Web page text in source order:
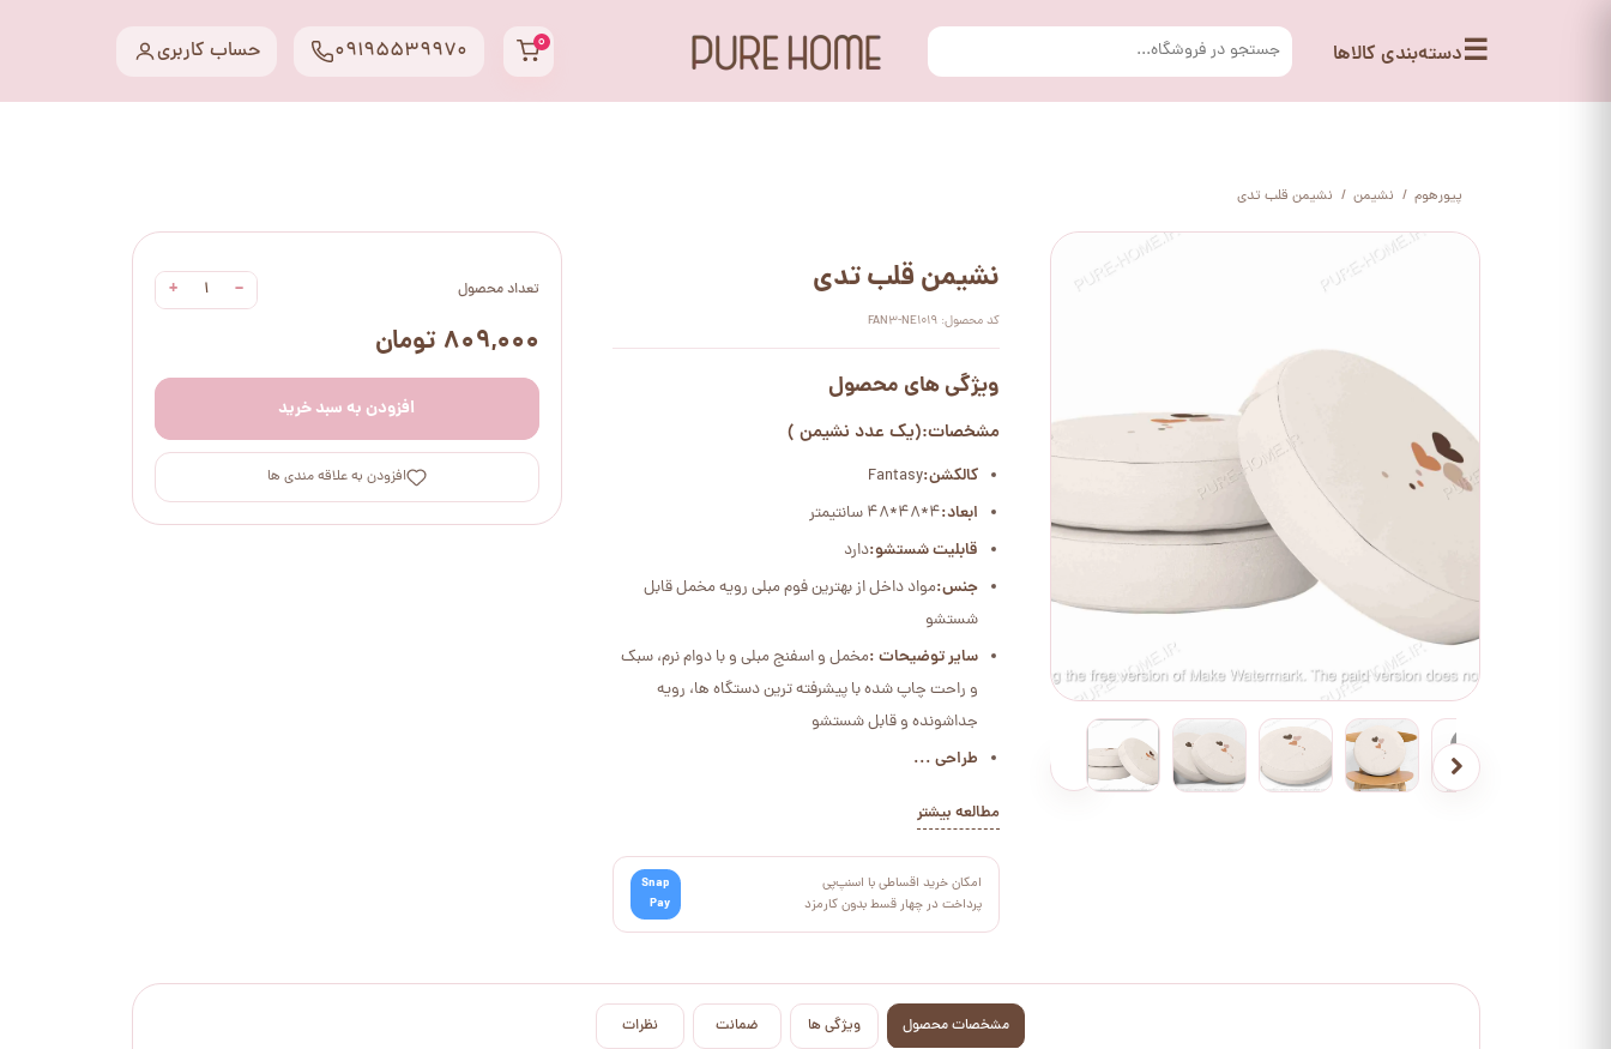
☰دسته‌بندی کالاها ۰ حساب کاربری 09195539970
پیورهوم نشیمن نشیمن قلب تدی
تعداد محصول −
+
۸۰۹,۰۰۰ تومان
افزودن به سبد خرید
افزودن به علاقه مندی ها
نشیمن قلب تدی
کد محصول: FAN3-NE1019
ویژگی های محصول
مشخصات:(یک عدد نشیمن )
کالکشن:Fantasy
ابعاد:4*48*48 سانتیمتر
قابلیت شستشو:دارد
جنس:مواد داخل از بهترین فوم مبلی رویه مخمل قابل
شستشو
سایر توضیحات :مخمل و اسفنج مبلی و با دوام نرم، سبک
و راحت چاپ شده با پیشرفته ترین دستگاه ها، رویه
جداشونده و قابل شستشو
طراحی ...
مطالعه بیشتر
امکان خرید اقساطی با اسنپ‌پی
پرداخت در چهار قسط بدون کارمزد
Snap
Pay
مشخصات محصول ویژگی ها ضمانت نظرات